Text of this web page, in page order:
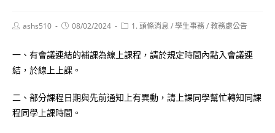
Postashs510
Post08/02/2024
Post1. 頭條消息 /學生事務/教務處公告
一、有會議連結的補課為線上課程，請於規定時間內點入會議連
結，於線上上課。
二、部分課程日期與先前通知上有異動，請上課同學幫忙轉知同課
程同學上課時間。